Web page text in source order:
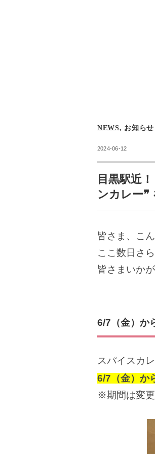
NEWS, お知らせ
2024-06-12
目黒駅近
ンカレー❞
皆さま、こ
ここ数日さ
皆さまいか
6/7（金）か
スパイスカ
6/7（金）か
※期間は変更